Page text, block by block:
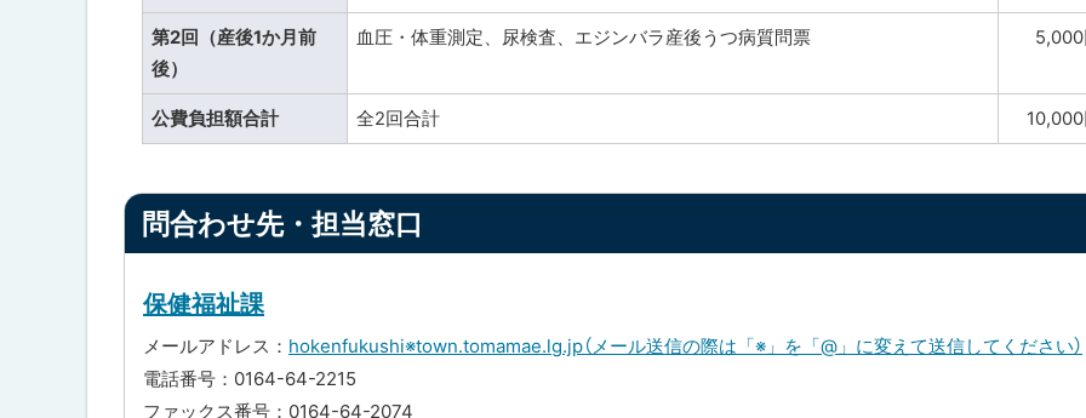
第2回（産後1か月前
後）
血圧・体重測定、尿検査、エジンバラ産後うつ病質問票 5,000
公費負担額合計 全2回合計
ト
ッ
に
る
問合わせ先・担当窓口
保健福祉課
メールアドレス： hokenfukushi※town.tomamae.lg.jp（メール送信の際は「※」を「@」に変えて送信してください）
電話番号：0164-64-2215
ファックス番号：0164-64-2074